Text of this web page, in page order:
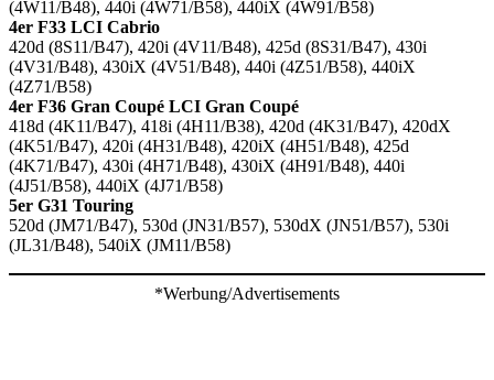
(4W11/B48), 440i (4W71/B58), 440iX (4W91/B58)
4er F33 LCI Cabrio
420d (8S11/B47), 420i (4V11/B48), 425d (8S31/B47), 430i
(4V31/B48), 430iX (4V51/B48), 440i (4Z51/B58), 440iX
(4Z71/B58)
4er F36 Gran Coupé LCI Gran Coupé
418d (4K11/B47), 418i (4H11/B38), 420d (4K31/B47), 420dX
(4K51/B47), 420i (4H31/B48), 420iX (4H51/B48), 425d
(4K71/B47), 430i (4H71/B48), 430iX (4H91/B48), 440i
(4J51/B58), 440iX (4J71/B58)
5er G31 Touring
520d (JM71/B47), 530d (JN31/B57), 530dX (JN51/B57), 530i
(JL31/B48), 540iX (JM11/B58)
*Werbung/Advertisements